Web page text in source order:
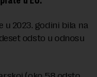
2023. godini bila na
odsto u odnosu